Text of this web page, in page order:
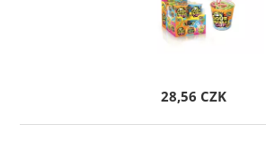
28,56 CZK